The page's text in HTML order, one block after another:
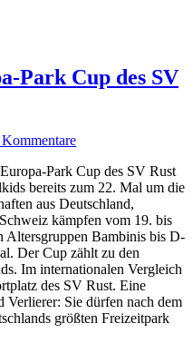
Park Cup des SV
Park Cup des SV Rust
bereits zum 22. Mal um die
aus Deutschland,
kämpfen vom 19. bis
Altersgruppen Bambinis bis D-
Der Cup zählt zu den
Im internationalen Vergleich
des SV Rust. Eine
Sie dürfen nach dem
größten Freizeitpark